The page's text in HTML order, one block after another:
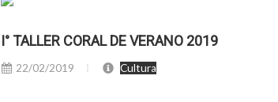
I° TALLER CORAL DE VERANO 2019
22/02/2019 Cultura